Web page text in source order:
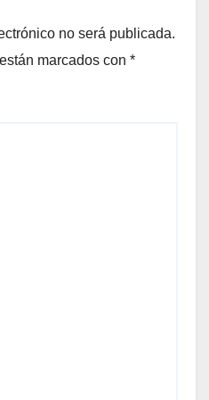
no será publicada.
marcados con *